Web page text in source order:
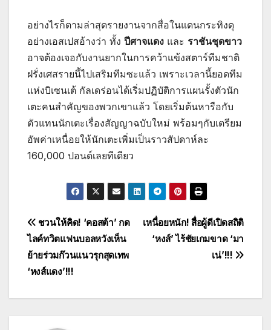
อย่างไรก็ตามล่าสุดรายงานจากสื่อในแดนกระทิงดุ
อย่างเอสเปสอ้างว่า ทั้ง ปีศาจแดง และ ราชันชุดขาว
อาจต้องเจอกับงานยากในการคว้าแข้งสตาร์ทีมชาติ
ฝรั่งเศสรายนี้ไปเสริมทีมซะแล้ว เพราะเวลานี้ยอดทีม
แห่งบิเซนเต้ กัลเดร่อนได้เริ่มปฏิบัติการแผนรั้งตัวนัก
เตะคนสำคัญของพวกเขาแล้ว โดยเริ่มต้นหารือกับ
ตัวแทนนักเตะเรื่องสัญญาฉบับใหม่ พร้อมๆกับเตรียม
อัพค่าเหนื่อยให้นักเตะเพิ่มเป็นราวสัปดาห์ละ
160,000 ปอนด์เลยทีเดียว
Post
navigation
เหนื่อยหนัก! สื่อผู้ดีเปิดสถิติ
‘หงส์’ ไร้ชัยเกมขาด ‘มา
เน่’!!!
ชวนให้คิด! ‘คอสต้า’ กด
ไลค์ทวิตแฟนบอลหวังเห็น
ย้ายร่วมก๊วนแนวรุกสุดเทพ
‘หงส์แดง’!!!